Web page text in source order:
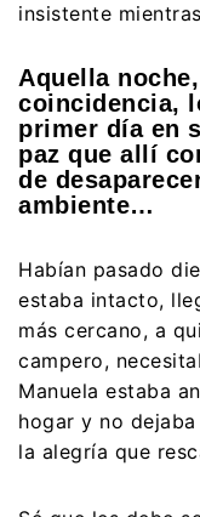
insistente
Aquella
coincidencia,
primer día en
paz que allí
de
ambiente…
Habían pasado
estaba intacto,
más cercano, a
campero,
Manuela estaba
hogar y no
la alegría que